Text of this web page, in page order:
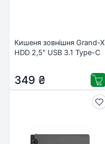
Кишеня зовнішня Grand-X
HDD 2,5″ USB 3.1 Type-C
349 ₴